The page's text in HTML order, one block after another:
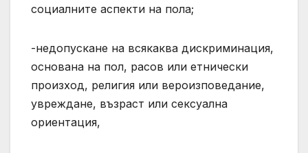
социалните аспекти на пола;
-недопускане на всякаква дискриминация,
основана на пол, расов или етнически
произход, религия или вероизповедание,
увреждане, възраст или сексуална
ориентация,